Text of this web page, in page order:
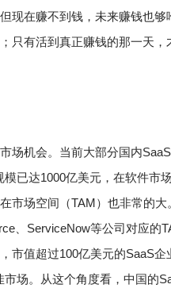
现在赚不到钱，未来赚钱也够
只有活到真正赚钱的那一天，
场机会。 当前大部分国内
已达1000亿美元，在软件市
市场空间（TAM）也非常的
、ServiceNow等公司对应的
市值超过100亿美元的SaaS企
场。从这个角度看，中国的